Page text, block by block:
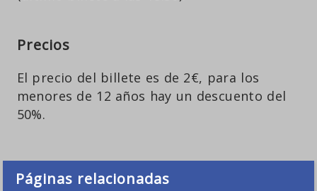
Precios
El precio del billete es de 2€, para los
menores de 12 años hay un descuento del
50%.
Páginas relacionadas